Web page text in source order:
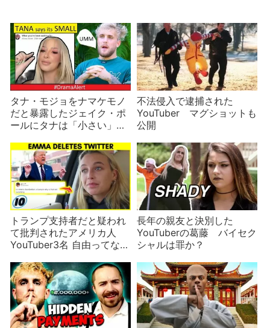
タナ・モジョをナマケモノ
だと暴露したジェイク・ポ
ールにタナは「小さい」と
不法侵入で逮捕された
YouTuber マグショットも
公開
トランプ支持者だと疑われ
て批判されたアメリカ人
YouTuber3名 自由ってなん
長年の親友と決別した
YouTuberの葛藤 バイセク
シャルは罪か？